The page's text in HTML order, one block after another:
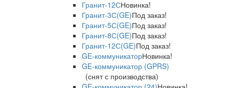
Гранит-12СНовинка!
Гранит-3С(GE)Под заказ!
Гранит-5С(GE)Под заказ!
Гранит-8С(GE)Под заказ!
Гранит-12С(GE)Под заказ!
GE-коммуникаторНовинка!
GE-коммуникатор (GPRS)
(снят с производства)